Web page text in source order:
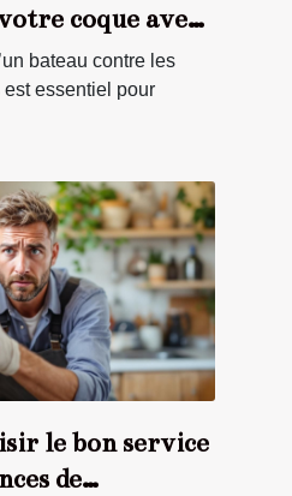
coque avec
adaptés ?
bateau contre les
essentiel pour
le bon service
de